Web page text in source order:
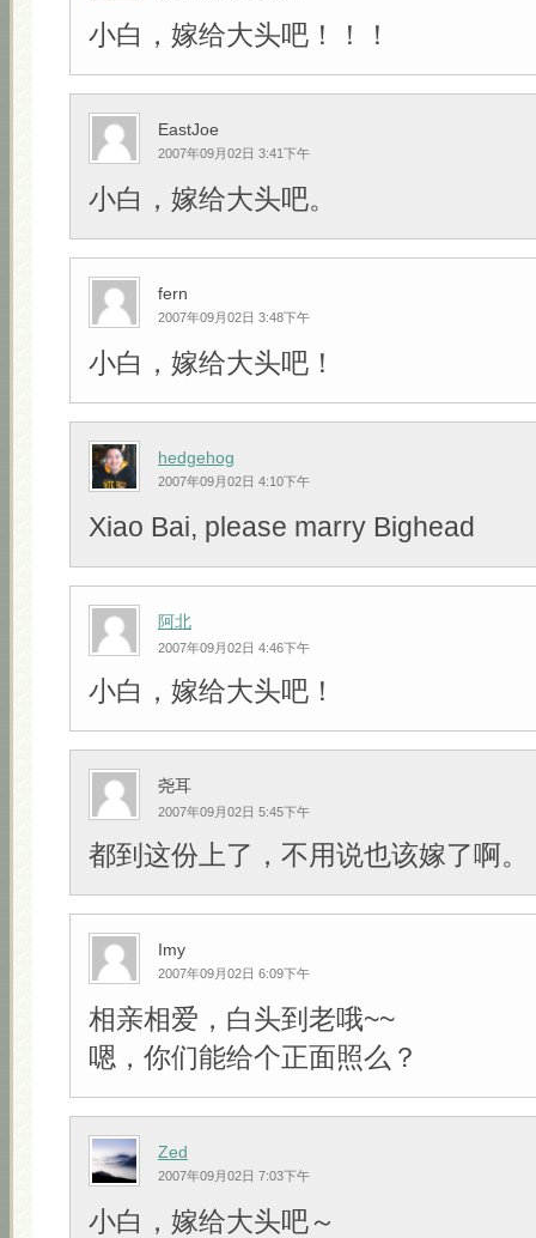
小白，嫁给大头吧！！！
EastJoe
2007年09月02日 3:41下午
小白，嫁给大头吧。
fern
2007年09月02日 3:48下午
小白，嫁给大头吧！
hedgehog
2007年09月02日 4:10下午
Xiao Bai, please marry Bighead
阿北
2007年09月02日 4:46下午
小白，嫁给大头吧！
尧耳
2007年09月02日 5:45下午
都到这份上了，不用说也该嫁了啊。
Imy
2007年09月02日 6:09下午
相亲相爱，白头到老哦~~
嗯，你们能给个正面照么？
Zed
2007年09月02日 7:03下午
小白，嫁给大头吧～